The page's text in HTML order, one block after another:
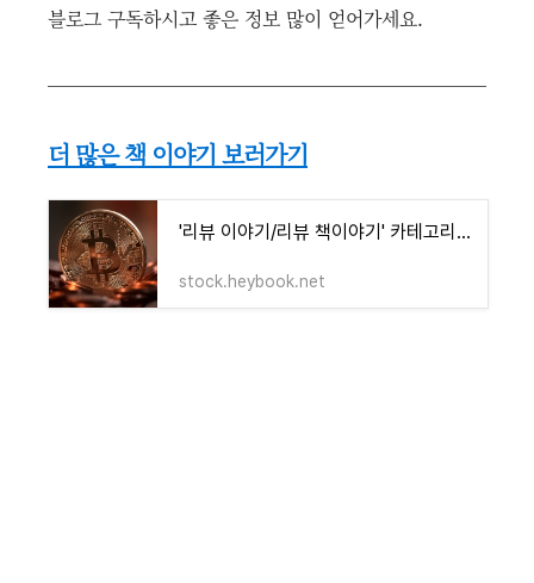
블로그 구독하시고 좋은 정보 많이 얻어가세요.
더 많은 책 이야기 보러가기
'리뷰 이야기/리뷰 책이야기' 카테고리의 글 목록
stock.heybook.net